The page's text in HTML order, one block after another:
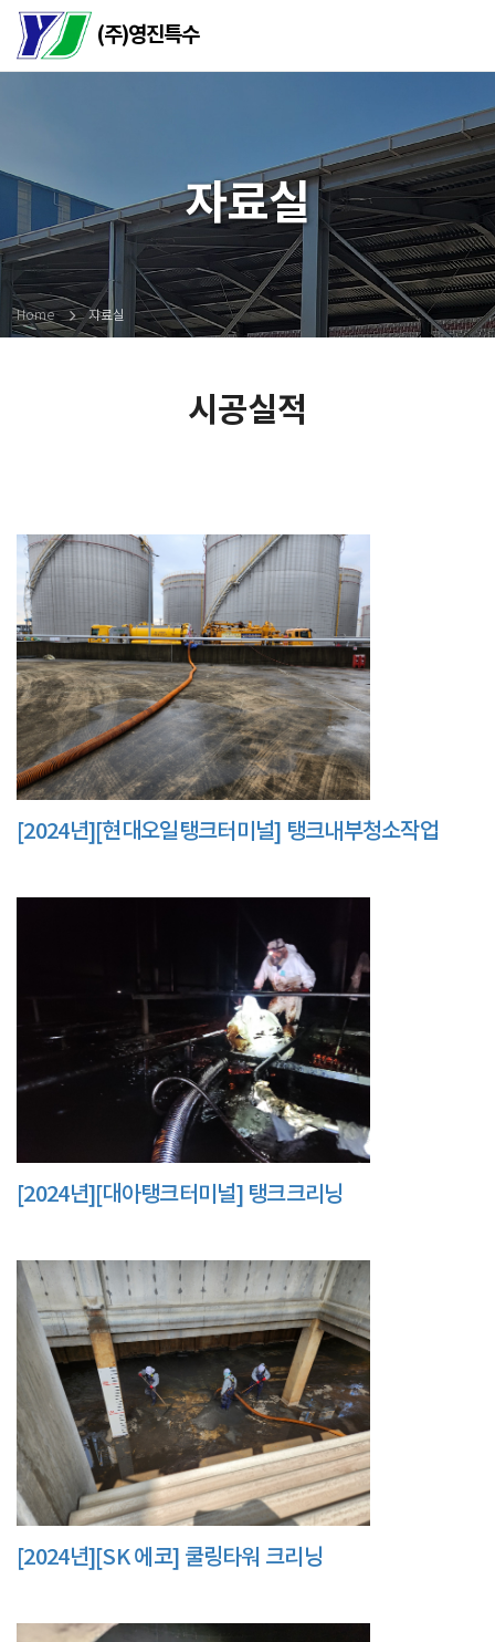
자료실
Home 자료실
시공실적
[2024년][현대오일탱크터미널] 탱크내부청소작업
[2024년][대아탱크터미널] 탱크크리닝
[2024년][SK 에코] 쿨링타워 크리닝